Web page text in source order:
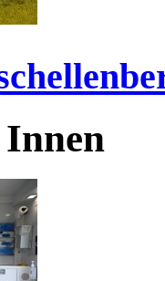
Innen